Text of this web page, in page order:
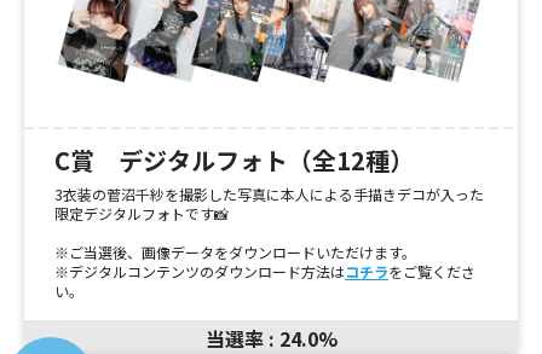
C賞 デジタルフォト（全12種）
3衣装の菅沼千紗を撮影した写真に本人による手描きデコが入った
限定デジタルフォトです📸
※ご当選後、画像データをダウンロードいただけます。
※デジタルコンテンツのダウンロード方法はコチラをご覧くださ
い。
当選率 : 24.0%